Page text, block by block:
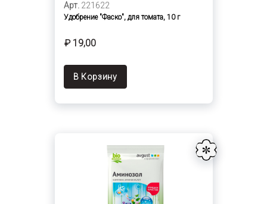
Арт. 221622
Удобрение "Фаско", для томата, 10 г
₽ 19,00
В Корзину